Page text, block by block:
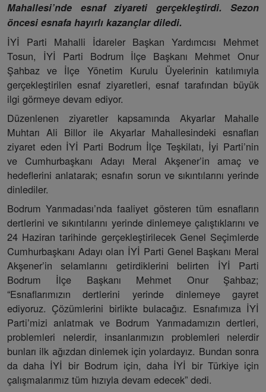
Mahallesi’nde esnaf ziyareti gerçekleştirdi. Sezon
öncesi esnafa hayırlı kazançlar diledi.
İYİ Parti Mahalli İdareler Başkan Yardımcısı Mehmet
Tosun, İYİ Parti Bodrum İlçe Başkanı Mehmet Onur
Şahbaz ve İlçe Yönetim Kurulu Üyelerinin katılımıyla
gerçekleştirilen esnaf ziyaretleri, esnaf tarafından büyük
ilgi görmeye devam ediyor.
Düzenlenen ziyaretler kapsamında Akyarlar Mahalle
Muhtarı Ali Billor ile Akyarlar Mahallesindeki esnafları
ziyaret eden İYİ Parti Bodrum İlçe Teşkilatı, İyi Parti’nin
ve Cumhurbaşkanı Adayı Meral Akşener’in amaç ve
hedeflerini anlatarak; esnafın sorun ve sıkıntılarını yerinde
dinlediler.
Bodrum Yarımadası’nda faaliyet gösteren tüm esnafların
dertlerini ve sıkıntılarını yerinde dinlemeye çalıştıklarını ve
24 Haziran tarihinde gerçekleştirilecek Genel Seçimlerde
Cumhurbaşkanı Adayı olan İYİ Parti Genel Başkanı Meral
Akşener’in selamlarını getirdiklerini belirten İYİ Parti
Bodrum İlçe Başkanı Mehmet Onur Şahbaz;
“Esnaflarımızın dertlerini yerinde dinlemeye gayret
ediyoruz. Çözümlerini birlikte bulacağız. Esnafımıza İYİ
Parti’mizi anlatmak ve Bodrum Yarımadamızın dertleri,
problemleri nelerdir, insanlarımızın problemleri nelerdir
bunları ilk ağızdan dinlemek için yolardayız. Bundan sonra
da daha İYİ bir Bodrum için, daha İYİ bir Türkiye için
çalışmalarımız tüm hızıyla devam edecek” dedi.